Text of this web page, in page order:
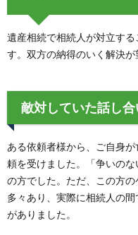
遺産相続で相続人が対立す
す。双方の納得のいく解決が
敵対していた話し
ある依頼者様から、ご自身
頼を受けました。「争いの
の方でした。ただ、この方
多々あり、実際に相続人の
がありました。